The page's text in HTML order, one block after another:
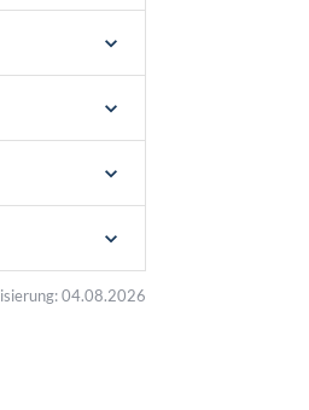
04.08.2026